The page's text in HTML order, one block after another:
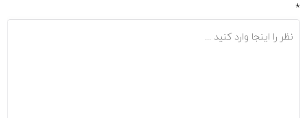
*